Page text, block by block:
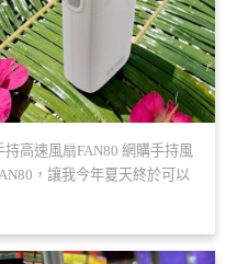
持高速風扇FAN80 網購手持風
，讓我今年夏天終於可以